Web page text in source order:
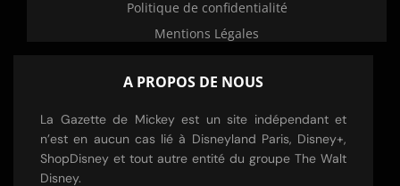
Politique de confidentialité
Mentions Légales
A PROPOS DE NOUS
La Gazette de Mickey est un site indépendant et
n’est en aucun cas lié à Disneyland Paris, Disney+,
ShopDisney et tout autre entité du groupe The Walt
Disney.